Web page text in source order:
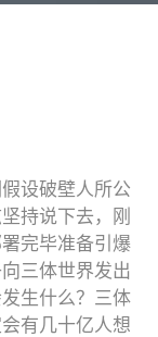
设破壁人所公
持说下去，刚
完毕准备引爆
三体世界发出
生什么？三体
有几十亿人想